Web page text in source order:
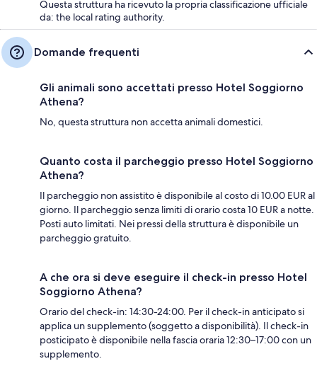
Questa struttura ha ricevuto la propria classificazione ufficiale
da: the local rating authority.
Domande frequenti
Gli animali sono accettati presso Hotel Soggiorno
Athena?
No, questa struttura non accetta animali domestici.
Quanto costa il parcheggio presso Hotel Soggiorno
Athena?
Il parcheggio non assistito è disponibile al costo di 10.00 EUR al
giorno. Il parcheggio senza limiti di orario costa 10 EUR a notte.
Posti auto limitati. Nei pressi della struttura è disponibile un
parcheggio gratuito.
A che ora si deve eseguire il check-in presso Hotel
Soggiorno Athena?
Orario del check-in: 14:30-24:00. Per il check-in anticipato si
applica un supplemento (soggetto a disponibilità). Il check-in
posticipato è disponibile nella fascia oraria 12:30–17:00 con un
supplemento.